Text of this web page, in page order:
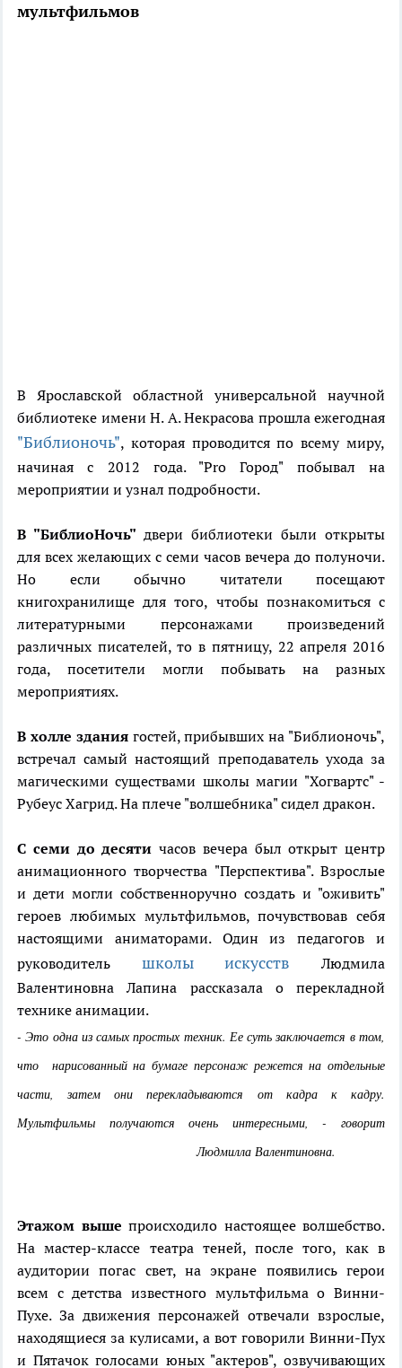
мультфильмов
В Ярославской областной универсальной научной
библиотеке имени Н. А. Некрасова прошла ежегодная
"Библионочь", которая проводится по всему миру,
начиная с 2012 года. "Pro Город" побывал на
мероприятии и узнал подробности.
В "БиблиоНочь" двери библиотеки были открыты
для всех желающих с семи часов вечера до полуночи.
Но если обычно читатели посещают
книгохранилище для того, чтобы познакомиться с
литературными персонажами произведений
различных писателей, то в пятницу, 22 апреля 2016
года, посетители могли побывать на разных
мероприятиях.
В холле зданиягостей, прибывших на "Библионочь",
встречал самый настоящий преподаватель ухода за
магическими существами школы магии "Хогвартс" -
Рубеус Хагрид. На плече "волшебника" сидел дракон.
С семи до десяти часов вечера был открыт центр
анимационного творчества "Перспектива". Взрослые
и дети могли собственноручно создать и "оживить"
героев любимых мультфильмов, почувствовав себя
настоящими аниматорами. Один из педагогов и
руководитель школы искусств Людмила
Валентиновна Лапина рассказала о перекладной
технике анимации.
- Это одна из самых простых техник. Ее суть заключается в том,
что нарисованный на бумаге персонаж режется на отдельные
части, затем они перекладываются от кадра к кадру.
Мультфильмы получаются очень интересными, - говорит
Людмилла Валентиновна.
Этажом выше происходило настоящее волшебство.
На мастер-классе театра теней, после того, как в
аудитории погас свет, на экране появились герои
всем с детства известного мультфильма о Винни-
Пухе. За движения персонажей отвечали взрослые,
находящиеся за кулисами, а вот говорили Винни-Пух
и Пятачок голосами юных "актеров", озвучивающих